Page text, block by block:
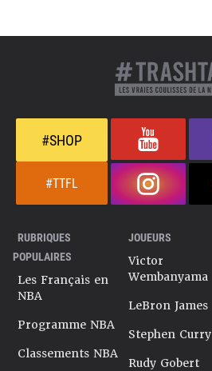
#SHOP
#TTFL
RUBRIQUES
POPULAIRES
Les Français en
NBA
Programme NBA
Classements NBA
JOUEURS
Victor
Wembanyama
LeBron James
Stephen Curry
Rudy Gobert